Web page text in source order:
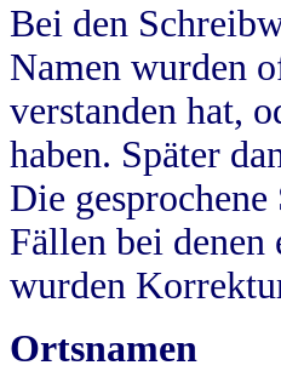
Bei den
Namen wurden
verstanden hat,
haben. Später
Die
Fällen bei
wurden
Ortsnamen